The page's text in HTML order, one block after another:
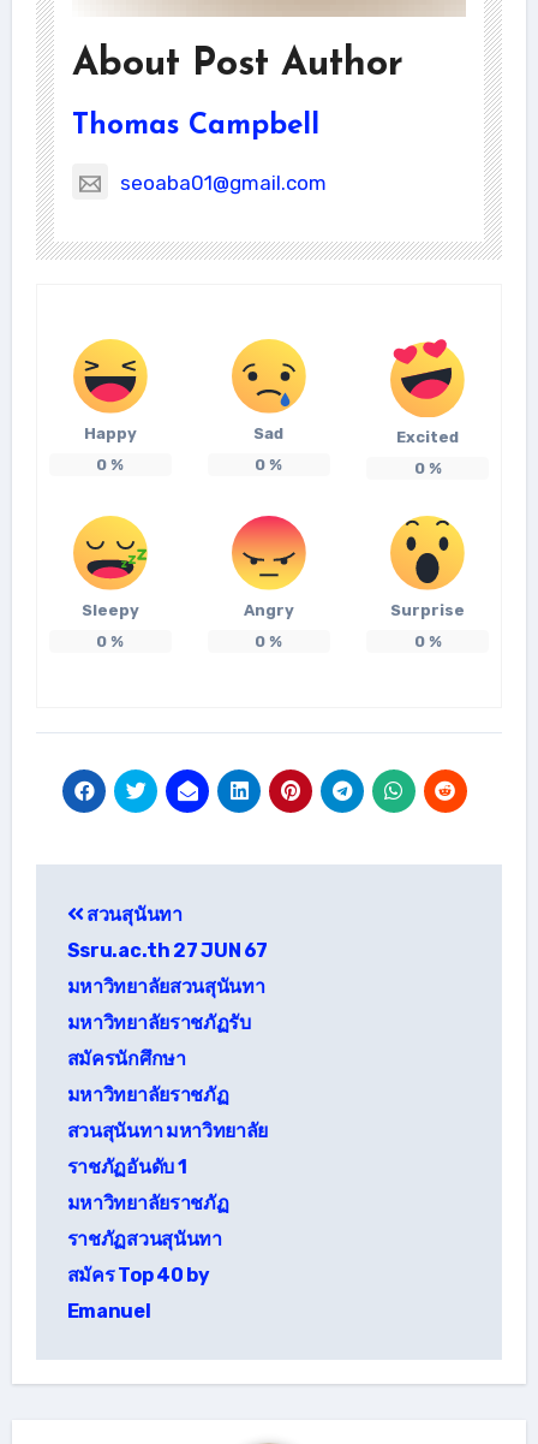
About Post Author
Thomas Campbell
seoaba01@gmail.com
Happy
0 %
Sad
0 %
Excited
0%
Sleepy
0 %
Angry
0 %
Surprise
0%
เรื่อง
สวนสุนันทา
Ssru.ac.th 27 JUN 67
มหาวิทยาลัยสวนสุนันทา
มหาวิทยาลัยราชภัฏรับ
สมัครนักศึกษา
มหาวิทยาลัยราชภัฏ
สวนสุนันทา มหาวิทยาลัย
ราชภัฏอันดับ 1
มหาวิทยาลัยราชภัฏ
ราชภัฏสวนสุนันทา
สมัคร Top 40 by
Emanuel